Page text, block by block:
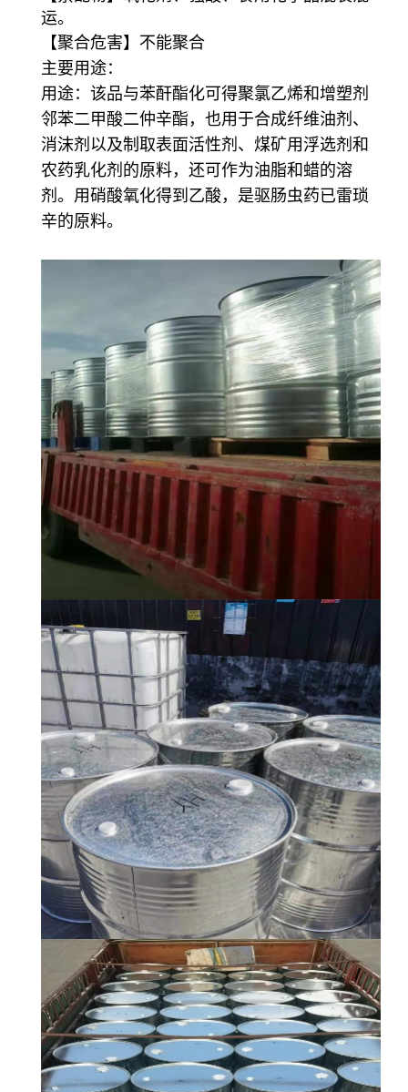
运。
【聚合危害】不能聚合
主要用途：
用途：该品与苯酐酯化可得聚氯乙烯和增塑剂
邻苯二甲酸二仲辛酯，也用于合成纤维油剂、
消沫剂以及制取表面活性剂、煤矿用浮选剂和
农药乳化剂的原料，还可作为油脂和蜡的溶
剂。用硝酸氧化得到乙酸，是驱肠虫药已雷琐
辛的原料。